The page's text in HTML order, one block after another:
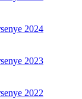
2024
2023
2022